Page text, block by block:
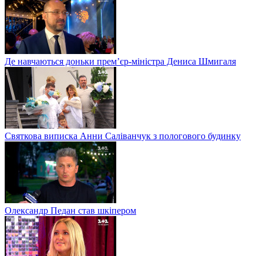
Де навчаються доньки прем’єр-міністра Дениса Шмигаля
Святкова виписка Анни Саліванчук з пологового будинку
Олександр Педан став шкіпером